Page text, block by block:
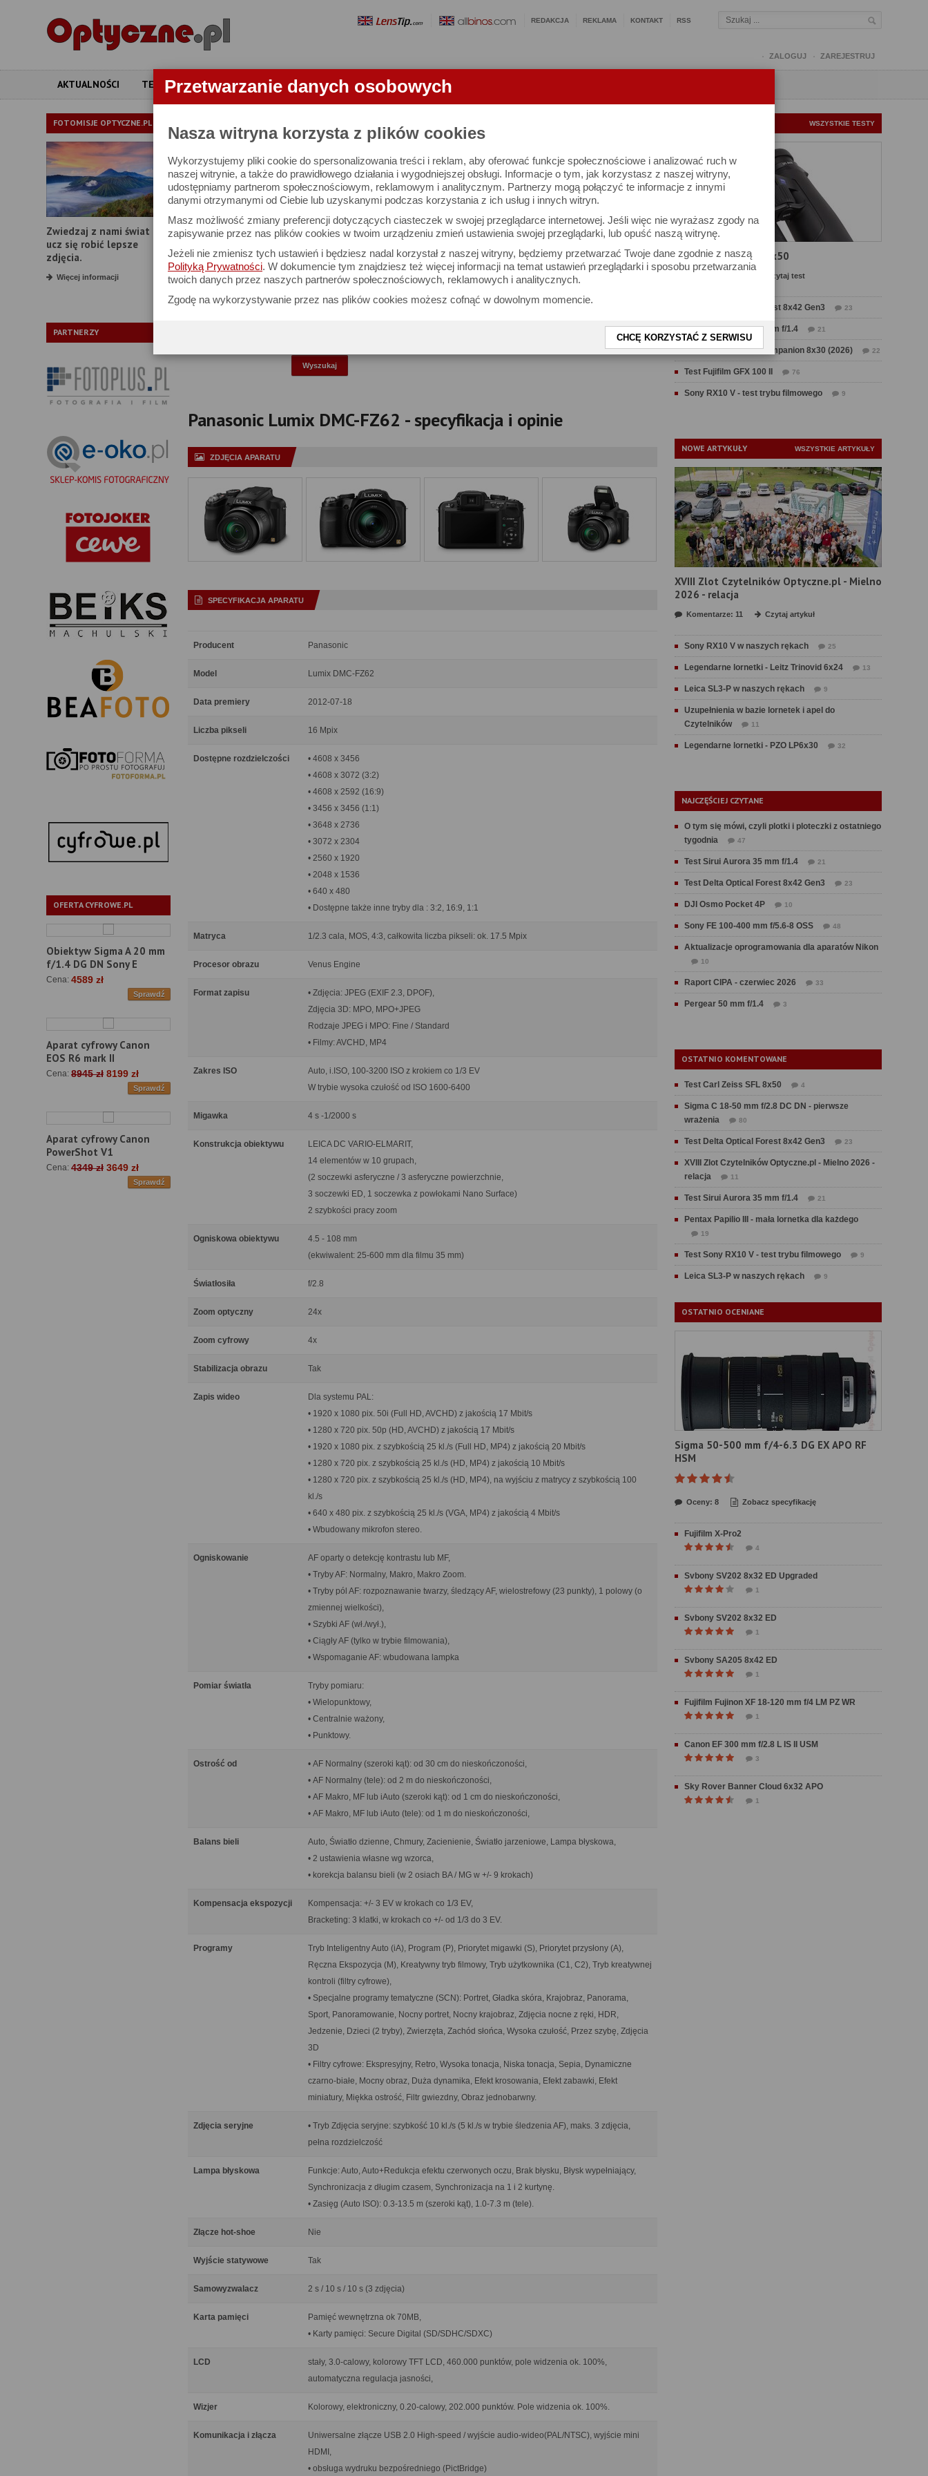
Przetwarzanie danych osobowych
Nasza witryna korzysta z plików cookies
Wykorzystujemy pliki cookie do spersonalizowania treści i reklam, aby oferować funkcje społecznościowe i analizować ruch w
naszej witrynie, a także do prawidłowego działania i wygodniejszej obsługi. Informacje o tym, jak korzystasz z naszej witryny,
udostępniamy partnerom społecznościowym, reklamowym i analitycznym. Partnerzy mogą połączyć te informacje z innymi
danymi otrzymanymi od Ciebie lub uzyskanymi podczas korzystania z ich usług i innych witryn.
Masz możliwość zmiany preferencji dotyczących ciasteczek w swojej przeglądarce internetowej. Jeśli więc nie wyrażasz zgody na
zapisywanie przez nas plików cookies w twoim urządzeniu zmień ustawienia swojej przeglądarki, lub opuść naszą witrynę.
Jeżeli nie zmienisz tych ustawień i będziesz nadal korzystał z naszej witryny, będziemy przetwarzać Twoje dane zgodnie z naszą
Polityką Prywatności. W dokumencie tym znajdziesz też więcej informacji na temat ustawień przeglądarki i sposobu przetwarzania
twoich danych przez naszych partnerów społecznościowych, reklamowych i analitycznych.
Zgodę na wykorzystywanie przez nas plików cookies możesz cofnąć w dowolnym momencie.
CHCĘ KORZYSTAĆ Z SERWISU
REDAKCJA REKLAMA KONTAKT RSS
ZALOGUJ ZAREJESTRUJ
AKTUALNOŚCI TESTY ARTYKUŁY APARATY OBIEKTYWY LORNETKI
FOTOMISJE OPTYCZNE.PL
Zwiedzaj z nami świat i
ucz się robić lepsze
zdjęcia.
Więcej informacji
PARTNERZY
OFERTA CYFROWE.PL
Obiektyw Sigma A 20 mm
f/1.4 DG DN Sony E
Cena: 4589 zł
Sprawdź
Aparat cyfrowy Canon
EOS R6 mark II
Cena: 8945 zł 8199 zł
Sprawdź
Aparat cyfrowy Canon
PowerShot V1
Cena: 4349 zł 3649 zł
Sprawdź
APARATY
W bazie znajduje się 2455 aparatów i 10741 ocen.
Możesz też zrobić
własne porównanie aparatów
Porównaj aparaty
Proszę podać interesujące Cię parametry
Producent:
Model:
Rozdzielczość:
Zoom optyczny:
Panasonic Lumix DMC-FZ62 - specyfikacja i opinie
ZDJĘCIA APARATU
SPECYFIKACJA APARATU
Producent Panasonic
Model Lumix DMC-FZ62
Data premiery 2012-07-18
Liczba pikseli 16 Mpix
Dostępne rozdzielczości
• 4608 x 3456
• 4608 x 3072 (3:2)
• 4608 x 2592 (16:9)
• 3456 x 3456 (1:1)
• 3648 x 2736
• 3072 x 2304
• 2560 x 1920
• 2048 x 1536
• 640 x 480
• Dostępne także inne tryby dla : 3:2, 16:9, 1:1
Matryca 1/2.3 cala, MOS, 4:3, całkowita liczba pikseli: ok. 17.5 Mpix
Procesor obrazu Venus Engine
Format zapisu
• Zdjęcia: JPEG (EXIF 2.3, DPOF),
Zdjęcia 3D: MPO, MPO+JPEG
Rodzaje JPEG i MPO: Fine / Standard
• Filmy: AVCHD, MP4
Zakres ISO
Auto, i.ISO, 100-3200 ISO z krokiem co 1/3 EV
W trybie wysoka czułość od ISO 1600-6400
Migawka 4 s -1/2000 s
Konstrukcja obiektywu
LEICA DC VARIO-ELMARIT,
14 elementów w 10 grupach,
(2 soczewki asferyczne / 3 asferyczne powierzchnie,
3 soczewki ED, 1 soczewka z powłokami Nano Surface)
2 szybkości pracy zoom
Ogniskowa obiektywu
4.5 - 108 mm
(ekwiwalent: 25-600 mm dla filmu 35 mm)
Światłosiła f/2.8
Zoom optyczny 24x
Zoom cyfrowy 4x
Stabilizacja obrazu Tak
Zapis wideo
Dla systemu PAL:
• 1920 x 1080 pix. 50i (Full HD, AVCHD) z jakością 17 Mbit/s
• 1280 x 720 pix. 50p (HD, AVCHD) z jakością 17 Mbit/s
• 1920 x 1080 pix. z szybkością 25 kl./s (Full HD, MP4) z jakością 20 Mbit/s
• 1280 x 720 pix. z szybkością 25 kl./s (HD, MP4) z jakością 10 Mbit/s
• 1280 x 720 pix. z szybkością 25 kl./s (HD, MP4), na wyjściu z matrycy z szybkością 100
kl./s
• 640 x 480 pix. z szybkością 25 kl./s (VGA, MP4) z jakością 4 Mbit/s
• Wbudowany mikrofon stereo.
Ogniskowanie
AF oparty o detekcję kontrastu lub MF,
• Tryby AF: Normalny, Makro, Makro Zoom.
• Tryby pól AF: rozpoznawanie twarzy, śledzący AF, wielostrefowy (23 punkty), 1 polowy (o
zmiennej wielkości),
• Szybki AF (wł./wył.),
• Ciągły AF (tylko w trybie filmowania),
• Wspomaganie AF: wbudowana lampka
Pomiar światła
Tryby pomiaru:
• Wielopunktowy,
• Centralnie ważony,
• Punktowy.
Ostrość od
• AF Normalny (szeroki kąt): od 30 cm do nieskończoności,
• AF Normalny (tele): od 2 m do nieskończoności,
• AF Makro, MF lub iAuto (szeroki kąt): od 1 cm do nieskończoności,
• AF Makro, MF lub iAuto (tele): od 1 m do nieskończoności,
Balans bieli
Auto, Światło dzienne, Chmury, Zacienienie, Światło jarzeniowe, Lampa błyskowa,
• 2 ustawienia własne wg wzorca,
• korekcja balansu bieli (w 2 osiach BA / MG w +/- 9 krokach)
Kompensacja ekspozycji
Kompensacja: +/- 3 EV w krokach co 1/3 EV,
Bracketing: 3 klatki, w krokach co +/- od 1/3 do 3 EV.
Programy
Tryb Inteligentny Auto (iA), Program (P), Priorytet migawki (S), Priorytet przysłony (A),
Ręczna Ekspozycja (M), Kreatywny tryb filmowy, Tryb użytkownika (C1, C2), Tryb kreatywnej
kontroli (filtry cyfrowe),
• Specjalne programy tematyczne (SCN): Portret, Gładka skóra, Krajobraz, Panorama,
Sport, Panoramowanie, Nocny portret, Nocny krajobraz, Zdjęcia nocne z ręki, HDR,
Jedzenie, Dzieci (2 tryby), Zwierzęta, Zachód słońca, Wysoka czułość, Przez szybę, Zdjęcia
3D
• Filtry cyfrowe: Ekspresyjny, Retro, Wysoka tonacja, Niska tonacja, Sepia, Dynamiczne
czarno-białe, Mocny obraz, Duża dynamika, Efekt krosowania, Efekt zabawki, Efekt
miniatury, Miękka ostrość, Filtr gwiezdny, Obraz jednobarwny.
Zdjęcia seryjne
• Tryb Zdjęcia seryjne: szybkość 10 kl./s (5 kl./s w trybie śledzenia AF), maks. 3 zdjęcia,
pełna rozdzielczość
Lampa błyskowa
Funkcje: Auto, Auto+Redukcja efektu czerwonych oczu, Brak błysku, Błysk wypełniający,
Synchronizacja z długim czasem, Synchronizacja na 1 i 2 kurtynę.
• Zasięg (Auto ISO): 0.3-13.5 m (szeroki kąt), 1.0-7.3 m (tele).
Złącze hot-shoe Nie
Wyjście statywowe Tak
Samowyzwalacz 2 s / 10 s / 10 s (3 zdjęcia)
Karta pamięci
Pamięć wewnętrzna ok 70MB,
• Karty pamięci: Secure Digital (SD/SDHC/SDXC)
LCD
stały, 3.0-calowy, kolorowy TFT LCD, 460.000 punktów, pole widzenia ok. 100%,
automatyczna regulacja jasności,
Wizjer Kolorowy, elektroniczny, 0.20-calowy, 202.000 punktów. Pole widzenia ok. 100%.
Komunikacja i złącza
Uniwersalne złącze USB 2.0 High-speed / wyjście audio-wideo(PAL/NTSC), wyjście mini
HDMI,
• obsługa wydruku bezpośredniego (PictBridge)
WSZYSTKIE TESTY
Test Carl Zeiss SFL 8x50
Czytaj test
Test Delta Optical Forest 8x42 Gen3 23
Test Sirui Aurora 35 mm f/1.4 21
Test Swarovski CL Companion 8x30 (2026) 22
Test Fujifilm GFX 100 II 76
Sony RX10 V - test trybu filmowego 9
NOWE ARTYKUŁY WSZYSTKIE ARTYKUŁY
XVIII Zlot Czytelników Optyczne.pl - Mielno
2026 - relacja
Komentarze: 11 Czytaj artykuł
Sony RX10 V w naszych rękach 25
Legendarne lornetki - Leitz Trinovid 6x24 13
Leica SL3-P w naszych rękach 9
Uzupełnienia w bazie lornetek i apel do
Czytelników
11
Legendarne lornetki - PZO LP6x30 32
NAJCZĘŚCIEJ CZYTANE
O tym się mówi, czyli plotki i ploteczki z ostatniego
tygodnia
47
Test Sirui Aurora 35 mm f/1.4 21
Test Delta Optical Forest 8x42 Gen3 23
DJI Osmo Pocket 4P 10
Sony FE 100-400 mm f/5.6-8 OSS 48
Aktualizacje oprogramowania dla aparatów Nikon
10
Raport CIPA - czerwiec 2026 33
Pergear 50 mm f/1.4 3
OSTATNIO KOMENTOWANE
Test Carl Zeiss SFL 8x50 4
Sigma C 18-50 mm f/2.8 DC DN - pierwsze
wrażenia
80
Test Delta Optical Forest 8x42 Gen3 23
XVIII Zlot Czytelników Optyczne.pl - Mielno 2026 -
relacja
11
Test Sirui Aurora 35 mm f/1.4 21
Pentax Papilio III - mała lornetka dla każdego
19
Test Sony RX10 V - test trybu filmowego 9
Leica SL3-P w naszych rękach 9
OSTATNIO OCENIANE
Sigma 50-500 mm f/4-6.3 DG EX APO RF
HSM
Oceny: 8 Zobacz specyfikację
Fujifilm X-Pro2
4
Svbony SV202 8x32 ED Upgraded
1
Svbony SV202 8x32 ED
1
Svbony SA205 8x42 ED
1
Fujifilm Fujinon XF 18-120 mm f/4 LM PZ WR
1
Canon EF 300 mm f/2.8 L IS II USM
3
Sky Rover Banner Cloud 6x32 APO
1